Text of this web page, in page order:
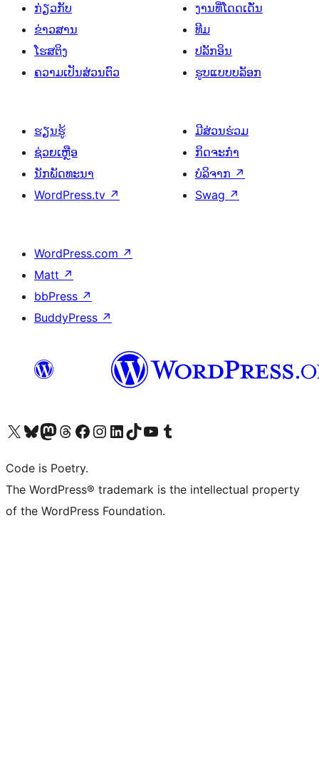
ກ່ຽວກັບ
ຂ່າວສານ
ໂຮສຕິງ
ຄວາມເປັນສ່ວນຕົວ
ງານທີ່ໂດດເດັ່ນ
ທີມ
ປລັກອິນ
ຮູບແບບບລັອກ
ຮຽນຮູ້
ຊ່ວຍເຫຼືອ
ນັກພັດທະນາ
WordPress.tv ↗
ມີສ່ວນຮ່ວມ
ກິດຈະກຳ
ບໍລິຈາກ ↗
Swag ↗
WordPress.com ↗
Matt ↗
bbPress ↗
BuddyPress ↗
ຢ້ຽມຊົມບັນຊີ X (ຊື່ເກົ່າ Twitter) ຂອງພວກເຮົາຢ້ຽມຊົມບັນຊີ Bluesky ຂອງພວກເຮົາຢ້ຽມຊົມບັນຊີ Mastodon ຂອງພວກເຮົາຢ້ຽມຊົມບັນຊີ Threads ຂອງພວກເຮົາຢ້ຽມຊົມໜ້າ Facebook ຂອງພວກເຮົາຢ້ຽມຊົມບັນຊີ Instagram ຂອງພວກເຮົາຢ້ຽມຊົມບັນຊີ LinkedIn ຂອງພວກເຮົາຢ້ຽມຊົມບັນຊີ TikTok ຂອງພວກເຮົາຢ້ຽມຊົມຊ່ອງ YouTube ຂອງພວກເຮົາຢ້ຽມຊົມບັນຊີ Tumblr ຂອງພວກເຮົາ
Code is Poetry.
The WordPress® trademark is the intellectual property
of the WordPress Foundation.